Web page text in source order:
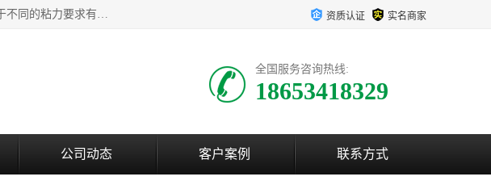
该类保护膜有复合，透明、奶白、蓝色、黑白等膜型。特高粘，高粘，中高粘，中粘，中低粘，低粘等。对于不同的粘力要求有相应的产品相适配。无胶渍残留污染。在较宽的收卷幅度下平整无皱纹，收卷长度大，利于机械化及自动化施工粘贴。为您的产品提供的表面保护解决方案。 产品广泛适用于：铝材、不锈钢、金属、塑料、电子、家电、家具、玻璃、化工材料、装饰材料等。 资质认证 实名商家
全国服务咨询热线:
18653418329
公司动态 客户案例 联系方式